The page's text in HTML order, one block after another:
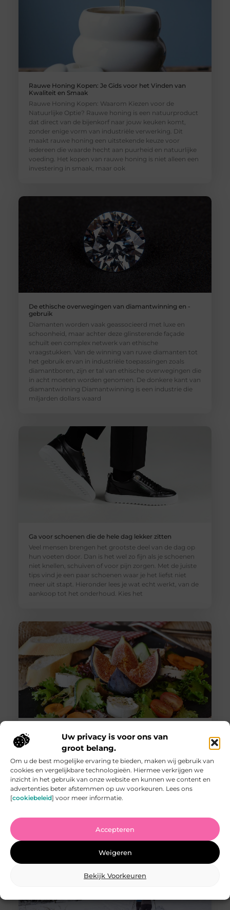
Uw privacy is voor ons van
groot belang.
Om u de best mogelijke ervaring te bieden, maken wij gebruik van
cookies en vergelijkbare technologieën. Hiermee verkrijgen we
inzicht in het gebruik van onze website en kunnen we content en
advertenties beter afstemmen op uw voorkeuren. Lees ons
[cookiebeleid] voor meer informatie.
Accepteren
Weigeren
Bekijk Voorkeuren
Rauwe Honing Kopen: Je Gids voor het Vinden van
Kwaliteit en Smaak
Rauwe Honing Kopen: Waarom Kiezen voor de
Natuurlijke Optie? Rauwe honing is een natuurproduct
dat direct van de bijenkorf naar jouw keuken komt,
zonder enige vorm van industriële verwerking. Dit
maakt rauwe honing een uitstekende keuze voor
iedereen die waarde hecht aan puurheid en natuurlijke
voeding. Het kopen van rauwe honing is niet alleen een
investering in smaak, maar ook
De ethische overwegingen van diamantwinning en -
gebruik
Diamanten worden vaak geassocieerd met luxe en
schoonheid, maar achter deze glinsterende façade
schuilt een complex netwerk van ethische
vraagstukken. Van de winning van ruwe diamanten tot
het gebruik ervan in industriële toepassingen zoals
diamantboren, zijn er tal van ethische overwegingen die
in acht moeten worden genomen. De donkere kant van
diamantwinning Diamantwinning is een industrie die
miljarden dollars waard
Ga voor schoenen die de hele dag lekker zitten
Veel mensen brengen het grootste deel van de dag op
hun voeten door. Dan is het wel zo fijn als je schoenen
niet knellen, schuiven of voor pijn zorgen. Met de juiste
tips vind je een paar schoenen waar je het liefst niet
meer uit stapt. Hieronder lees je wat echt werkt, van de
aankoop tot het onderhoud. Kies het
5 geheimen van het vinden van het perfecte zakelijke
restaurant onthuld
Het kiezen van het juiste restaurant voor een zakelijke
bijeenkomst kan een grote impact hebben op het
succes van uw vergadering. Of het nu gaat om een
informele lunch met collega’s of een formeel diner met
belangrijke klanten, de locatie speelt een cruciale rol.
Hier zijn vijf geheimen die u kunnen helpen bij het